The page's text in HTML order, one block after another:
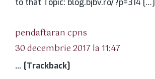
to that Topic: blog.bjbv.ro/?p=314 […]
pendaftaran cpns
30 decembrie 2017 la 11:47
… [Trackback]